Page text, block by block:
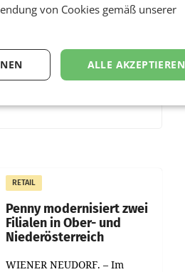
RETAIL
Penny modernisiert zwei
Filialen in Ober- und
Niederösterreich
WIENER NEUDORF. – Im
von Cookies gemäß unserer
ALLE AKZEPTIEREN